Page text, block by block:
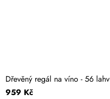
Dřevěný regál na víno - 56
959 Kč